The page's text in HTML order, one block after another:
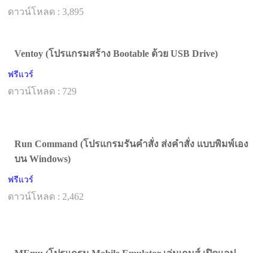
ดาวน์โหลด : 3,895
Ventoy (โปรแกรมสร้าง Bootable ด้วย USB Drive)
ฟรีแวร์
ดาวน์โหลด : 729
Run Command (โปรแกรมรันคำสั่ง ส่งคำสั่ง แบบพิมพ์เอง
บน Windows)
ฟรีแวร์
ดาวน์โหลด : 2,462